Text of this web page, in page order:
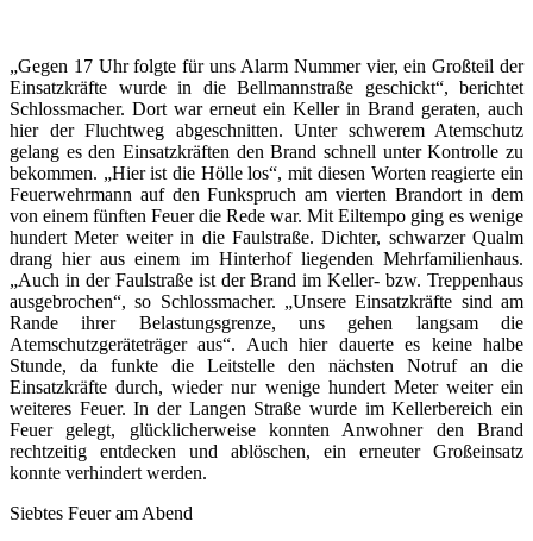
„Gegen 17 Uhr folgte für uns Alarm Nummer vier, ein Großteil der
Einsatzkräfte wurde in die Bellmannstraße geschickt“, berichtet
Schlossmacher. Dort war erneut ein Keller in Brand geraten, auch
hier der Fluchtweg abgeschnitten. Unter schwerem Atemschutz
gelang es den Einsatzkräften den Brand schnell unter Kontrolle zu
bekommen. „Hier ist die Hölle los“, mit diesen Worten reagierte ein
Feuerwehrmann auf den Funkspruch am vierten Brandort in dem
von einem fünften Feuer die Rede war. Mit Eiltempo ging es wenige
hundert Meter weiter in die Faulstraße. Dichter, schwarzer Qualm
drang hier aus einem im Hinterhof liegenden Mehrfamilienhaus.
„Auch in der Faulstraße ist der Brand im Keller- bzw. Treppenhaus
ausgebrochen“, so Schlossmacher. „Unsere Einsatzkräfte sind am
Rande ihrer Belastungsgrenze, uns gehen langsam die
Atemschutzgeräteträger aus“. Auch hier dauerte es keine halbe
Stunde, da funkte die Leitstelle den nächsten Notruf an die
Einsatzkräfte durch, wieder nur wenige hundert Meter weiter ein
weiteres Feuer. In der Langen Straße wurde im Kellerbereich ein
Feuer gelegt, glücklicherweise konnten Anwohner den Brand
rechtzeitig entdecken und ablöschen, ein erneuter Großeinsatz
konnte verhindert werden.
Siebtes Feuer am Abend